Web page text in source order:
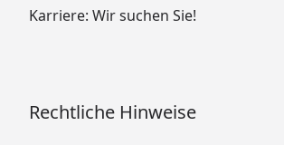
Karriere: Wir suchen Sie!
Rechtliche Hinweise